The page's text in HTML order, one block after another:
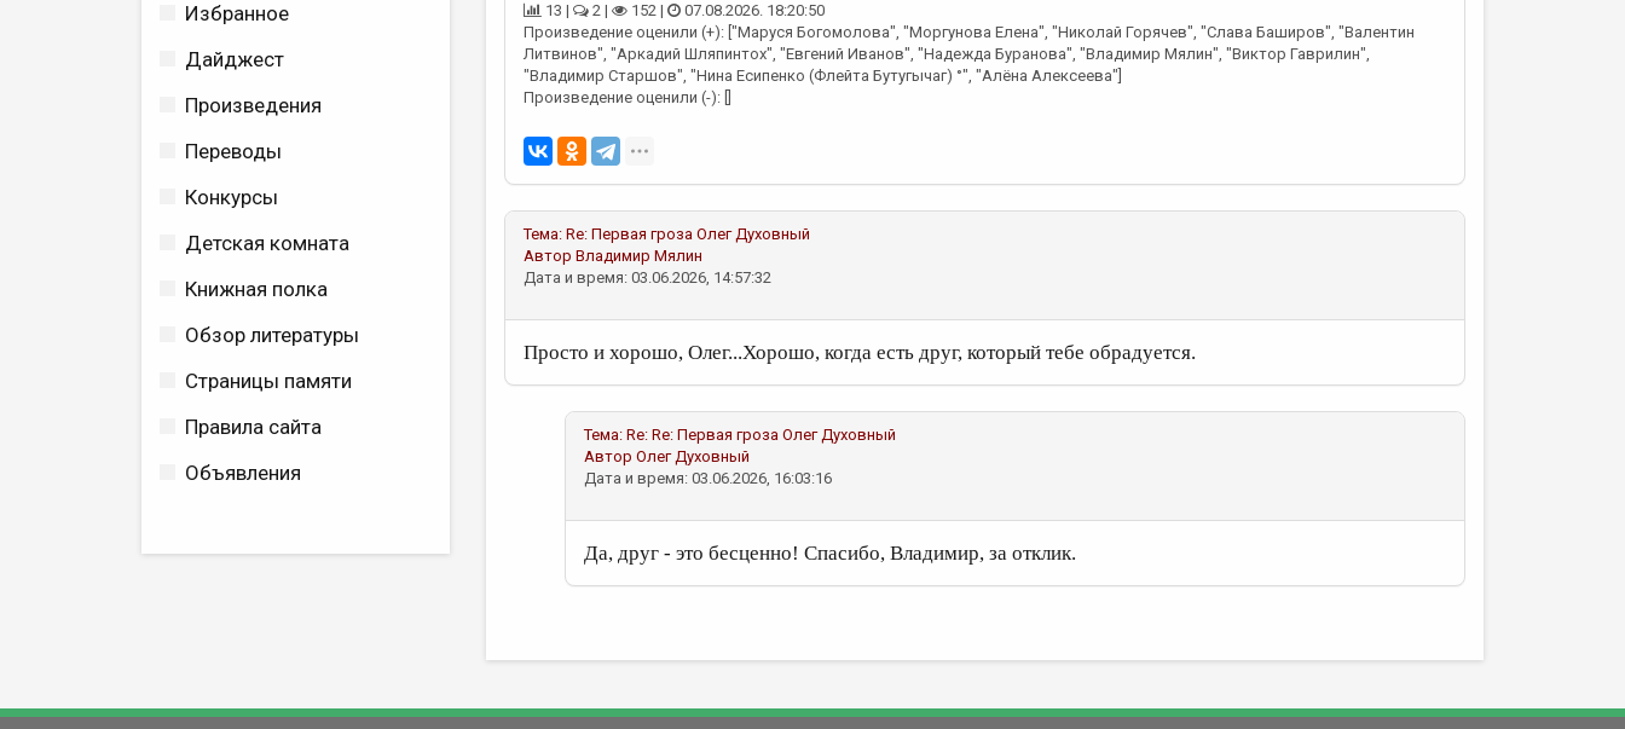
Избранное
Дайджест
Произведения
Переводы
Конкурсы
Детская комната
Книжная полка
Обзор литературы
Страницы памяти
Правила сайта
Объявления
13 |
2 | 152 |
07.08.2026. 18:20:50
Произведение оценили (+): ["Маруся Богомолова", "Моргунова Елена", "Николай Горячев", "Слава Баширов", "Валентин
Литвинов", "Аркадий Шляпинтох", "Евгений Иванов", "Надежда Буранова", "Владимир Мялин", "Виктор Гаврилин",
"Владимир Старшов", "Нина Есипенко (Флейта Бутугычаг) °", "Алёна Алексеева"]
Произведение оценили (-): []
Тема: Re: Первая гроза Олег Духовный
Автор Владимир Мялин
Дата и время: 03.06.2026, 14:57:32
Просто и хорошо, Олег...Хорошо, когда есть друг, который тебе обрадуется.
Тема: Re: Re: Первая гроза Олег Духовный
Автор Олег Духовный
Дата и время: 03.06.2026, 16:03:16
Да, друг - это бесценно! Спасибо, Владимир, за отклик.